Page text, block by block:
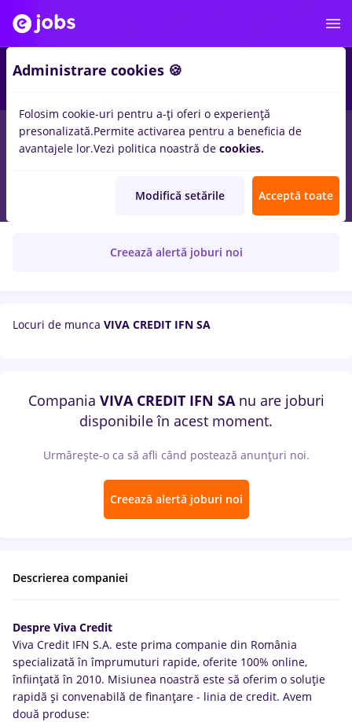
Viva Credit
Creează alertă joburi noi
Locuri de munca VIVA CREDIT IFN SA
Compania VIVA CREDIT IFN SAnu are joburi
disponibile în acest moment.
Urmărește-o ca să afli când postează anunțuri noi.
Creează alertă joburi noi
Descrierea companiei
Despre Viva Credit
Viva Credit IFN S.A. este prima companie din România
specializată în împrumuturi rapide, oferite 100% online,
înființată în 2010. Misiunea noastră este să oferim o soluție
rapidă și convenabilă de finanțare - linia de credit. Avem
două produse:
Administrare cookies 🍪
Folosim cookie-uri pentru a-ți oferi o experiență
presonalizată.Permite activarea pentru a beneficia de
avantajele lor.Vezi politica noastră de cookies.
Modifică setările Acceptă toate